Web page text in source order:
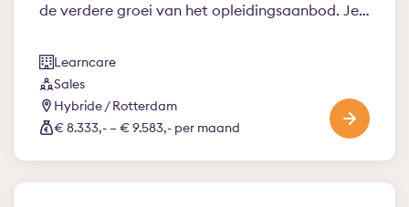
de verdere groei van het opleidingsaanbod. Je…
Learncare
Sales
Hybride / Rotterdam
€ 8.333,- – € 9.583,- per maand